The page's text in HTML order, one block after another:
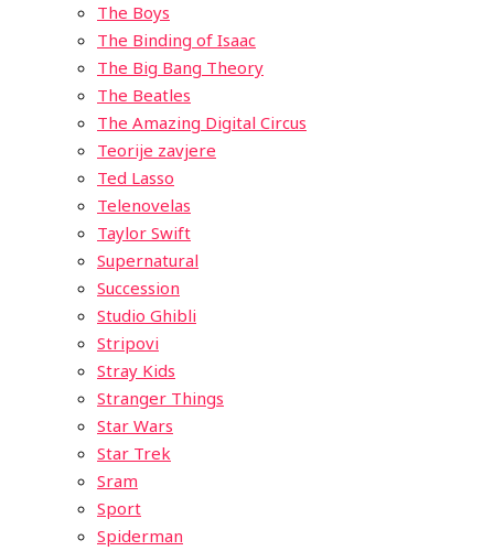
The Boys
The Binding of Isaac
The Big Bang Theory
The Beatles
The Amazing Digital Circus
Teorije zavjere
Ted Lasso
Telenovelas
Taylor Swift
Supernatural
Succession
Studio Ghibli
Stripovi
Stray Kids
Stranger Things
Star Wars
Star Trek
Sram
Sport
Spiderman